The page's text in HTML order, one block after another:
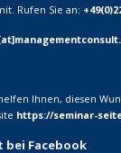
Rufen Sie an:
Ihnen, diesen
https://seminar-
bei Facebook